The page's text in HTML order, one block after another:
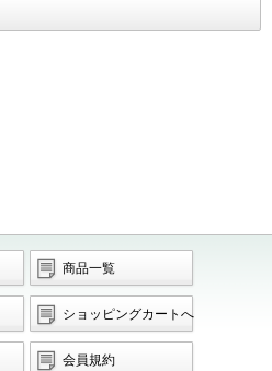
商品一覧
ショッピングカートへ
会員規約